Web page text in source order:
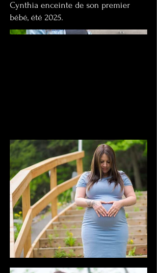
Cynthia enceinte de son premier
bébé, été 2025.